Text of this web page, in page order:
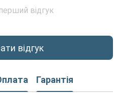
відгук
відгук
Гарантія